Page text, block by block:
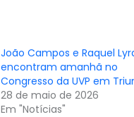
João Campos e Raquel
encontram amanhã no
Congresso da UVP em
28 de maio de 2026
Em "Notícias"